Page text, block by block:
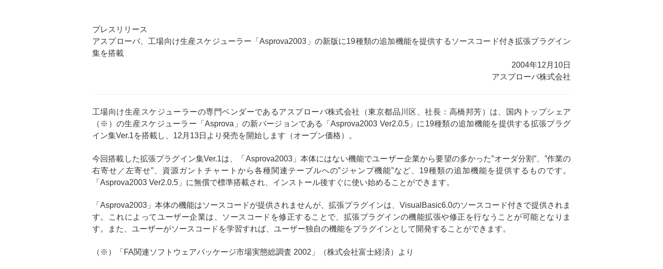
プレスリリース
アスプローバ、工場向け生産スケジューラー「Asprova2003」の新版に19種類の追加機能を提供するソースコード付き拡張プラグイン
集を搭載
2004年12月10日
アスプローバ株式会社
工場向け生産スケジューラーの専門ベンダーであるアスプローバ株式会社（東京都品川区、社長：高橋邦芳）は、国内トップシェア
（※）の生産スケジューラー「Asprova」の新バージョンである「Asprova2003 Ver2.0.5」に19種類の追加機能を提供する拡張プラグ
イン集Ver.1を搭載し、12月13日より発売を開始します（オープン価格）。
今回搭載した拡張プラグイン集Ver.1は、「Asprova2003」本体にはない機能でユーザー企業から要望の多かった”オーダ分割”、”作業の
右寄せ／左寄せ”、資源ガントチャートから各種関連テーブルへの”ジャンプ機能”など、19種類の追加機能を提供するものです。
「Asprova2003 Ver2.0.5」に無償で標準搭載され、インストール後すぐに使い始めることができます。
「Asprova2003」本体の機能はソースコードが提供されませんが、拡張プラグインは、VisualBasic6.0のソースコード付きで提供されま
す。これによってユーザー企業は、ソースコードを修正することで、拡張プラグインの機能拡張や修正を行なうことが可能となりま
す。また、ユーザーがソースコードを学習すれば、ユーザー独自の機能をプラグインとして開発することができます。
（※）「FA関連ソフトウェアパッケージ市場実態総調査 2002」（株式会社富士経済）より